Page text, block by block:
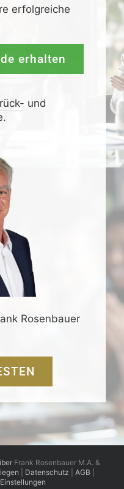
erfolgreiche
erhalten
und
Rosenbauer
Frank Rosenbauer M.A. &
Datenschutz AGB